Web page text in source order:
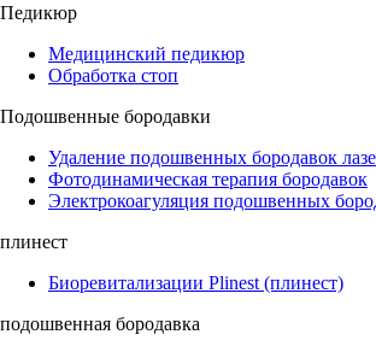
Педикюр
Медицинский педикюр
Обработка стоп
Подошвенные бородавки
Удаление подошвенных бородавок
Фотодинамическая терапия бородавок
Электрокоагуляция подошвенных
плинест
Биоревитализации Plinest (плинест)
подошвенная бородавка